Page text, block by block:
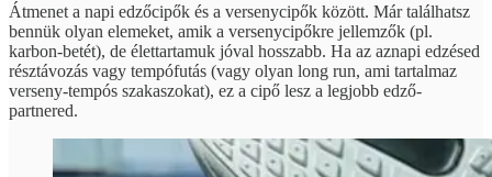
Átmenet a napi edzőcipők és a versenycipők között. Már találhatsz
bennük olyan elemeket, amik a versenycipőkre jellemzők (pl.
karbon-betét), de élettartamuk jóval hosszabb. Ha az aznapi edzésed
résztávozás vagy tempófutás (vagy olyan long run, ami tartalmaz
verseny-tempós szakaszokat), ez a cipő lesz a legjobb edző-
partnered.